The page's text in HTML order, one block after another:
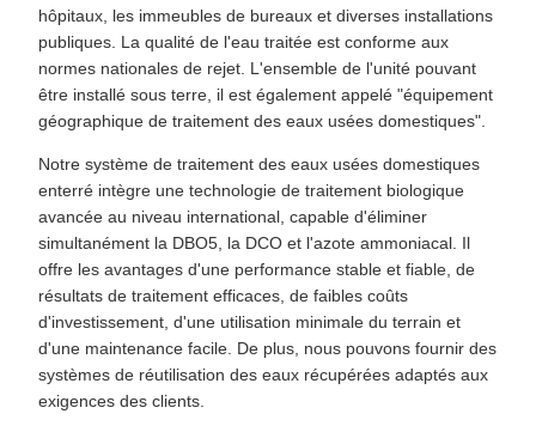
hôpitaux, les immeubles de bureaux et diverses installations
publiques. La qualité de l'eau traitée est conforme aux
normes nationales de rejet. L'ensemble de l'unité pouvant
être installé sous terre, il est également appelé "équipement
géographique de traitement des eaux usées domestiques".
Notre système de traitement des eaux usées domestiques
enterré intègre une technologie de traitement biologique
avancée au niveau international, capable d'éliminer
simultanément la DBO5, la DCO et l'azote ammoniacal. Il
offre les avantages d'une performance stable et fiable, de
résultats de traitement efficaces, de faibles coûts
d'investissement, d'une utilisation minimale du terrain et
d'une maintenance facile. De plus, nous pouvons fournir des
systèmes de réutilisation des eaux récupérées adaptés aux
exigences des clients.